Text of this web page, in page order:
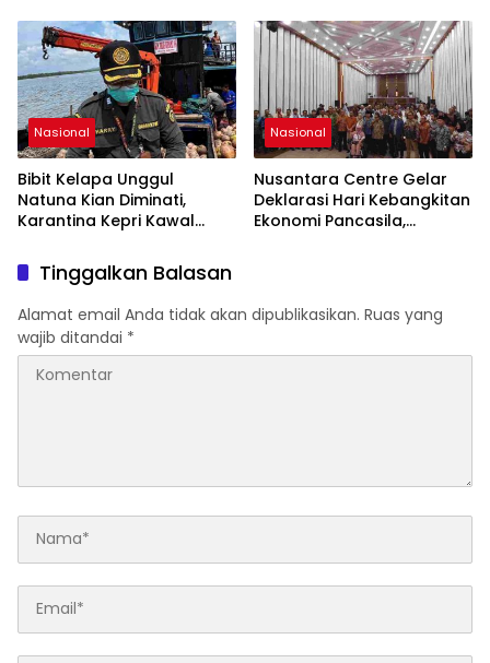
Industri Taman Rekreasi
dan Ekosistem Pariwisata
di Tanah Air
Nasional
Bibit Kelapa Unggul
Natuna Kian Diminati,
Karantina Kepri Kawal
Bintan
Nasional
Nusantara Centre Gelar
Deklarasi Hari Kebangkitan
Ekonomi Pancasila,
Ekonomi Politik Indonesia)
& Simposium Nasional
Tinggalkan Balasan
Alamat email Anda tidak akan dipublikasikan. Ruas yang
wajib ditandai *